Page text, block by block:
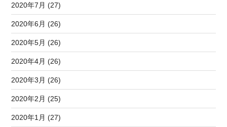
2020年7月 (27)
2020年6月 (26)
2020年5月 (26)
2020年4月 (26)
2020年3月 (26)
2020年2月 (25)
2020年1月 (27)